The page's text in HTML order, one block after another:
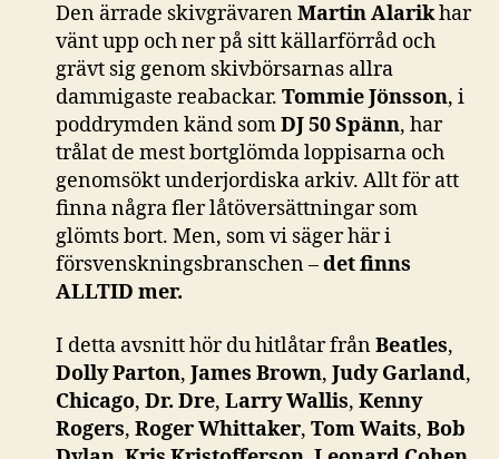
Den ärrade skivgrävarenMartin Alarikhar
vänt upp och ner på sitt källarförråd och
grävt sig genom skivbörsarnas allra
dammigaste reabackar. Tommie Jönsson, i
poddrymden känd somDJ 50 Spänn, har
trålat de mest bortglömda loppisarna och
genomsökt underjordiska arkiv. Allt för att
finna några fler låtöversättningar som
glömts bort. Men, som vi säger här i
försvenskningsbranschen –det finns
ALLTID mer.
I detta avsnitt hör du hitlåtar frånBeatles,
Dolly Parton, James Brown, Judy Garland,
Chicago, Dr. Dre, Larry Wallis, Kenny
Rogers, Roger Whittaker, Tom Waits, Bob